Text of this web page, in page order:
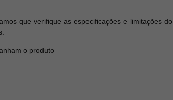
que verifique as especificações e limitações do
o produto